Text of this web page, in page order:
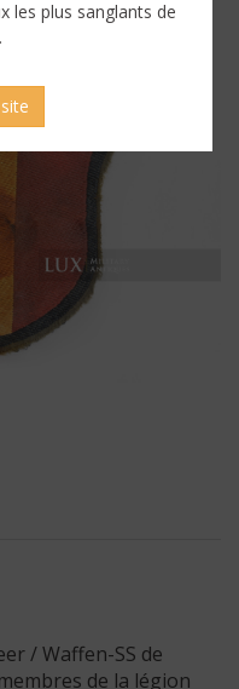
/ Waffen-SS de
de la légion
les plus sanglants de